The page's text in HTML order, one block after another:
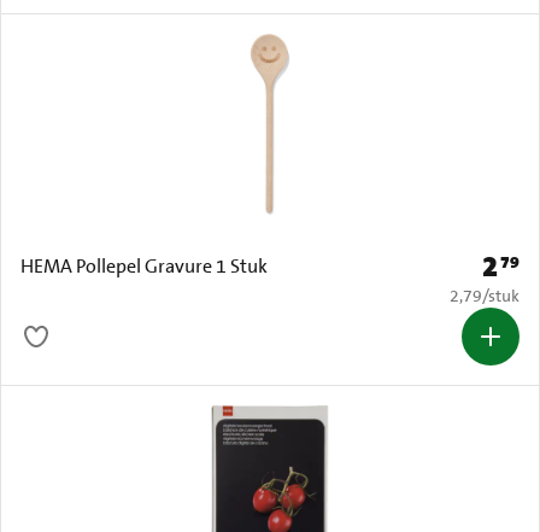
HEMA Pollepel Gravure 1 Stuk Prijs:
279
€ 2,79 per
2,79/stuk